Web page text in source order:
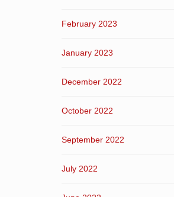
February 2023
January 2023
December 2022
October 2022
September 2022
July 2022